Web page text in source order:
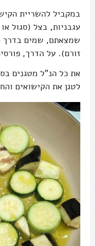
במקביל להשריית
עגבניות, בצל (סגול
שמצאתם, שמים בדרך
זורם). על הדרך,
את כל הנ"ל מטגנים
לטגן את הקישואים